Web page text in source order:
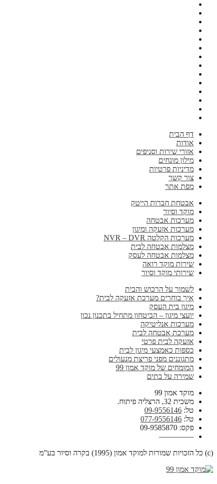
דף הבית
אודות
אזורי שירות וסניפים
מילון מונחים
מדיניות פרטיות
צור קשר
מפת אתר
אבטחת חברות הייטק
מוקד וסיור
מערכות אבטחה
מערכות אזעקה ומיגון
מערכות הקלטה NVR – DVR
מצלמות אבטחה לבית
מצלמות אבטחה לעסק
שירות מוקד רואה
שירותי מוקד וסיור
לשמור על הרכוש והבית
איך בוחרים מערכת אזעקה לבית?
מיגון בית העסק
יועצי מיגון – הביטחון מתחיל בתכנון נכון
מערכות אנליטיקה
מערכת אבטחה לבית
אזעקה לבית פרטי
כספות כאמצעי מיגון לבית
מתגוננים מפני פריצת מנעולים
המומחים של מוקד אמון 99
שמירה על בתים
מוקד אמון 99
משכית 32, הרצליה פיתוח.
טל: 09-9556146
טל: 077-9556146
פקס: 09-9585870
————–
(c) כל הזכויות שמורות למוקד אמון (1995) בקרה וסיור בע”מ